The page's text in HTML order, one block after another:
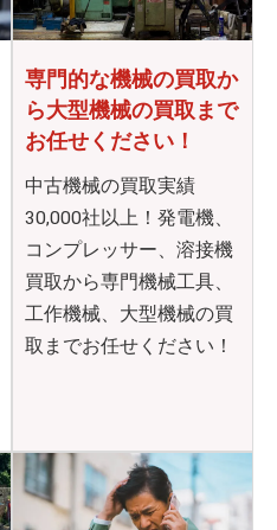
専門的な機械の買取か
ら大型機械の買取まで
お任せください！
中古機械の買取実績
30,000社以上！発電機、
コンプレッサー、溶接機
買取から専門機械工具、
工作機械、大型機械の買
取までお任せください！